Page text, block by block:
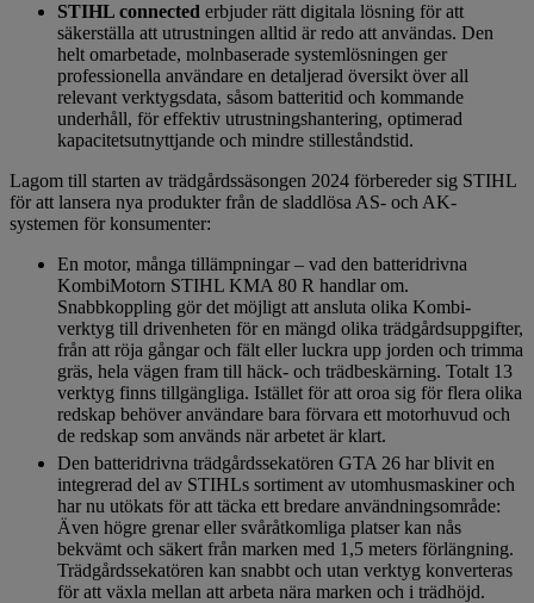
STIHL connected erbjuder rätt digitala lösning för att
säkerställa att utrustningen alltid är redo att användas. Den
helt omarbetade, molnbaserade systemlösningen ger
professionella användare en detaljerad översikt över all
relevant verktygsdata, såsom batteritid och kommande
underhåll, för effektiv utrustningshantering, optimerad
kapacitetsutnyttjande och mindre stilleståndstid.
Lagom till starten av trädgårdssäsongen 2024 förbereder sig STIHL
för att lansera nya produkter från de sladdlösa AS- och AK-
systemen för konsumenter:
En motor, många tillämpningar – vad den batteridrivna
KombiMotorn STIHL KMA 80 R handlar om.
Snabbkoppling gör det möjligt att ansluta olika Kombi-
verktyg till drivenheten för en mängd olika trädgårdsuppgifter,
från att röja gångar och fält eller luckra upp jorden och trimma
gräs, hela vägen fram till häck- och trädbeskärning. Totalt 13
verktyg finns tillgängliga. Istället för att oroa sig för flera olika
redskap behöver användare bara förvara ett motorhuvud och
de redskap som används när arbetet är klart.
Den batteridrivna trädgårdssekatören GTA 26 har blivit en
integrerad del av STIHLs sortiment av utomhusmaskiner och
har nu utökats för att täcka ett bredare användningsområde:
Även högre grenar eller svåråtkomliga platser kan nås
bekvämt och säkert från marken med 1,5 meters förlängning.
Trädgårdssekatören kan snabbt och utan verktyg konverteras
för att växla mellan att arbeta nära marken och i trädhöjd.